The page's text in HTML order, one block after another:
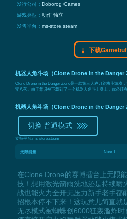
发行公司： Doborog Games
游戏类型： 动作独立
发售平台： ms-store,steam
下载
机器人角斗场（Clone Drone in the Danger
Clone Drone in the Danger Zone是一款第三人称刀剑格斗游戏
零八落。由于意识被下载到了一个机器人角斗士身上，你必须
机器人角斗场（Clone Drone in the Danger
切换 普通模式
支持平台:ms-store,steam
无限能量 Num 1
在Clone Drone的赛博擂台上无限
技！想用激光箭雨洗地还是持续喷
战也能火力全开无压力新手老手都
招根本停不下来！这玩意儿简直就
无尽模式被蜘蛛创6000狂轰滥炸